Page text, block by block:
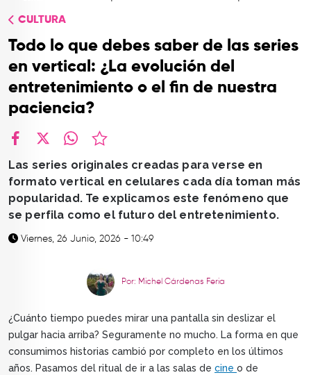
CONTACTO
CULTURA
Todo lo que debes saber de las series
en vertical: ¿La evolución del
entretenimiento o el fin de nuestra
paciencia?
Las series originales creadas para verse en
formato vertical en celulares cada día toman más
popularidad. Te explicamos este fenómeno que
se perfila como el futuro del entretenimiento.
Viernes, 26 Junio, 2026 - 10:49
Por: Michel Cárdenas Feria
¿Cuánto tiempo puedes mirar una pantalla sin deslizar el
pulgar hacia arriba? Seguramente no mucho. La forma en que
consumimos historias cambió por completo en los últimos
años. Pasamos del ritual de ir a las salas de cine o de